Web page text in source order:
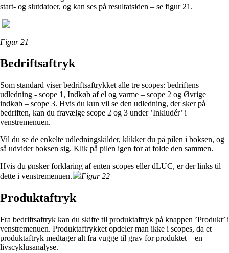
start- og slutdatoer, og kan ses på resultatsiden – se figur 21.
Figur 21
Bedriftsaftryk
Som standard viser bedriftsaftrykket alle tre scopes: bedriftens
udledning - scope 1, Indkøb af el og varme – scope 2 og Øvrige
indkøb – scope 3. Hvis du kun vil se den udledning, der sker på
bedriften, kan du fravælge scope 2 og 3 under ’Inkludér’ i
venstremenuen.
Vil du se de enkelte udledningskilder, klikker du på pilen i boksen, og
så udvider boksen sig. Klik på pilen igen for at folde den sammen.
Hvis du ønsker forklaring af enten scopes eller dLUC, er der links til
dette i venstremenuen.
Figur 22
Produktaftryk
Fra bedriftsaftryk kan du skifte til produktaftryk på knappen ’Produkt’ i
venstremenuen. Produktaftrykket opdeler man ikke i scopes, da et
produktaftryk medtager alt fra vugge til grav for produktet – en
livscyklusanalyse.